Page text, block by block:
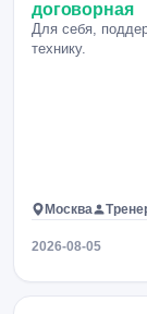
договорная
Для себя,
технику.
Москва
2026-08-05